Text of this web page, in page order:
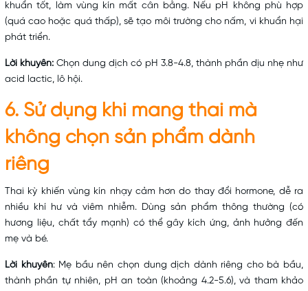
khuẩn tốt, làm vùng kín mất cân bằng. Nếu pH không phù hợp
(quá cao hoặc quá thấp), sẽ tạo môi trường cho nấm, vi khuẩn hại
phát triển.
Lời khuyên: Chọn dung dịch có pH 3.8-4.8, thành phần dịu nhẹ như
acid lactic, lô hội.
6. Sử dụng khi mang thai mà
không chọn sản phẩm dành
riêng
Thai kỳ khiến vùng kín nhạy cảm hơn do thay đổi hormone, dễ ra
nhiều khí hư và viêm nhiễm. Dùng sản phẩm thông thường (có
hương liệu, chất tẩy mạnh) có thể gây kích ứng, ảnh hưởng đến
mẹ và bé.
Lời khuyên: Mẹ bầu nên chọn dung dịch dành riêng cho bà bầu,
thành phần tự nhiên, pH an toàn (khoảng 4.2-5.6), và tham khảo